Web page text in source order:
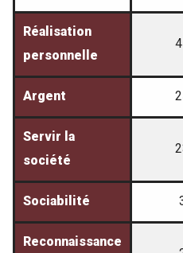
Réalisation
personnelle
Argent
Servir la
société
Sociabilité
Reconnaissance